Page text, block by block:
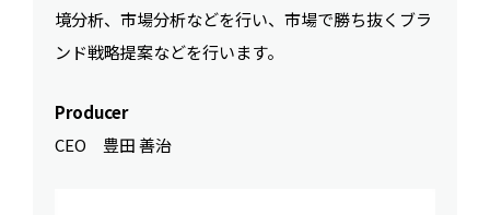
境分析、市場分析などを行い、市場で勝ち抜くブラ
ンド戦略提案などを行います。
Producer
CEO 豊田 善治